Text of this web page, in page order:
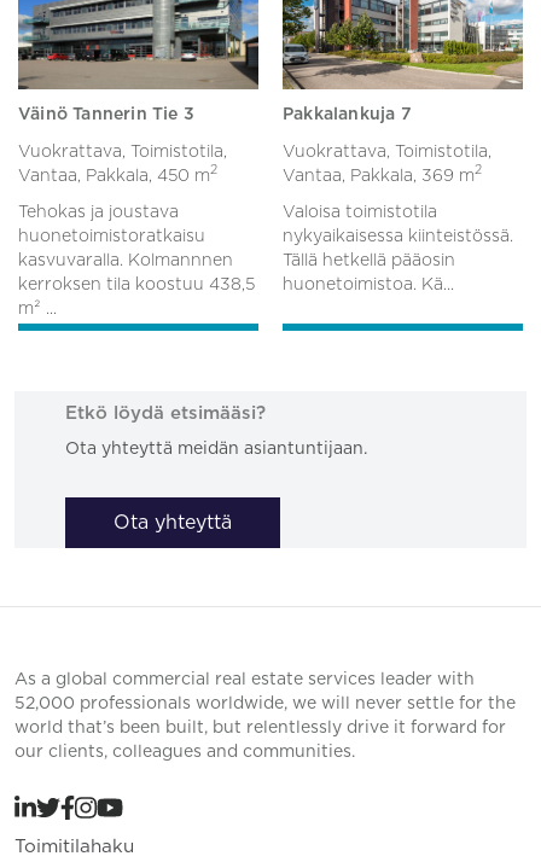
Väinö Tannerin Tie 3
Vuokrattava, Toimistotila,
Vantaa, Pakkala, 450 m2
Tehokas ja joustava
huonetoimistoratkaisu
kasvuvaralla. Kolmannnen
kerroksen tila koostuu 438,5
m² ...
Pakkalankuja 7
Vuokrattava, Toimistotila,
Vantaa, Pakkala, 369 m2
Valoisa toimistotila
nykyaikaisessa kiinteistössä.
Tällä hetkellä pääosin
huonetoimistoa. Kä...
Etkö löydä etsimääsi?
Ota yhteyttä meidän asiantuntijaan.
Ota yhteyttä
As a global commercial real estate services leader with
52,000 professionals worldwide, we will never settle for the
world that’s been built, but relentlessly drive it forward for
our clients, colleagues and communities.
Toimitilahaku